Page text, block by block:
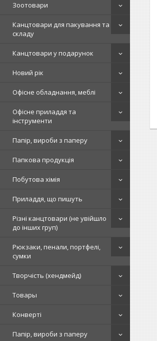
Зоотовари
Канцтовари для пакування та
складу
Канцтовари у подарунок
Новий рік
Офісне обладнання, меблі
Офісне приладдя та
інструменти
Папір, вироби з паперу
Папкова продукція
Побутова хімія
Приладдя, що пишуть
Різні канцтовари (не увійшло
до інших груп)
Рюкзаки, пенали, портфелі,
сумки
Творчість (хендмейд)
Товары
Конверті
Папір, вироби з паперу